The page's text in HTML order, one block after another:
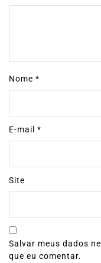
Nome *
E-mail *
Site
Salvar meus dados
que eu comentar.